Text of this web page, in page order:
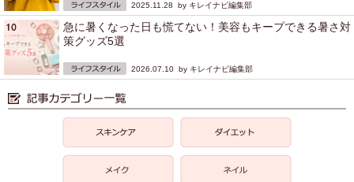
2025.11.28 by キレイナビ編集部
急に暑くなった日も慌てない！美容もキープできる暑さ対
策グッズ5選
2026.07.10 by キレイナビ編集部